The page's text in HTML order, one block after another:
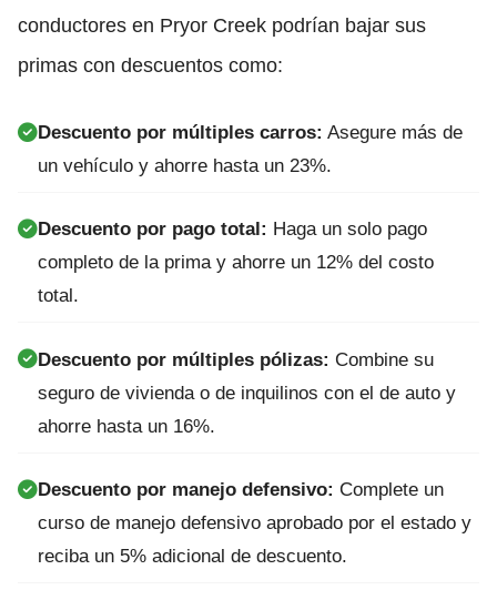
conductores en Pryor Creek podrían bajar sus
primas con descuentos como:
Descuento por múltiples carros: Asegure más de
un vehículo y ahorre hasta un 23%.
Descuento por pago total: Haga un solo pago
completo de la prima y ahorre un 12% del costo
total.
Descuento por múltiples pólizas: Combine su
seguro de vivienda o de inquilinos con el de auto y
ahorre hasta un 16%.
Descuento por manejo defensivo: Complete un
curso de manejo defensivo aprobado por el estado y
reciba un 5% adicional de descuento.